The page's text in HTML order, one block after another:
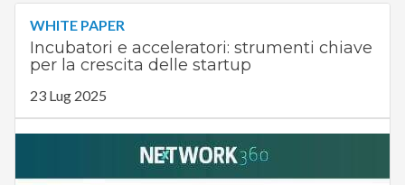
WHITE PAPER
Incubatori e acceleratori: strumenti chiave
per la crescita delle startup
23 Lug 2025